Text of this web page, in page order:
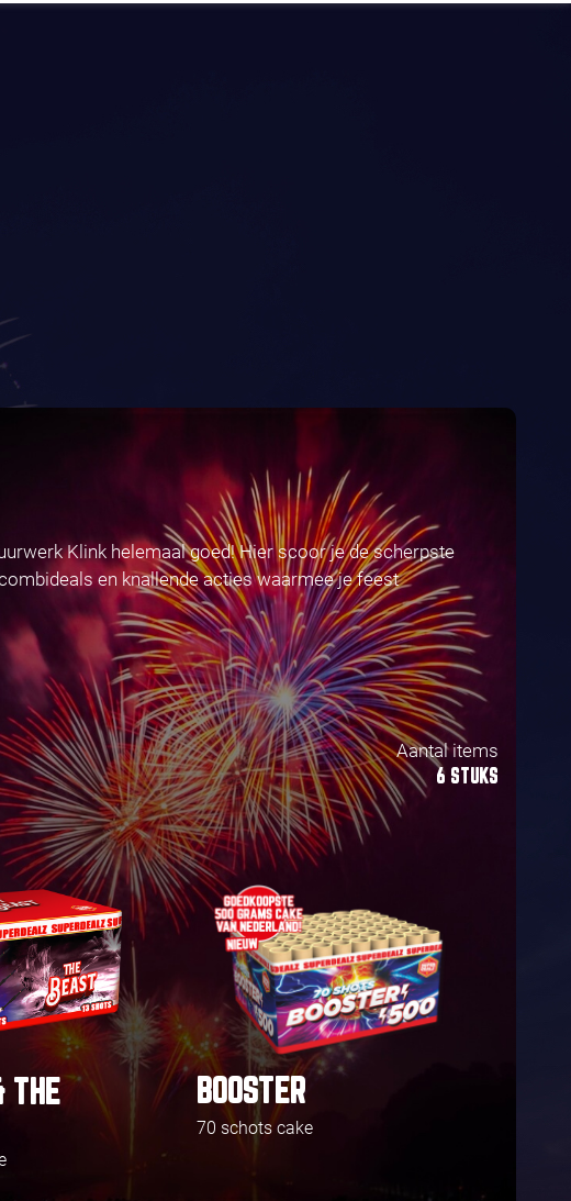
Klink helemaal goed! Hier scoor je de scherpste
en knallende acties waarmee je feest
Aantal items
6 STUKS
THE
BOOSTER
70 schots cake